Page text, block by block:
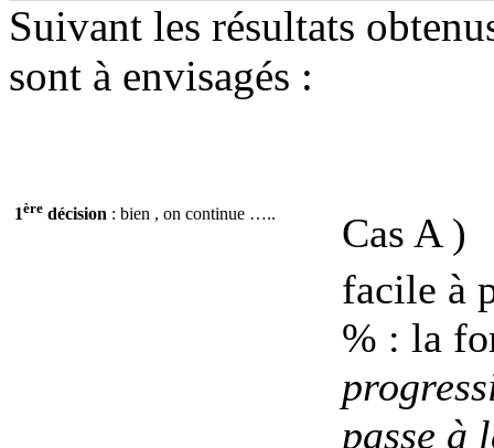
Suivant les résultats
sont à envisagés :
1èredécision : bien , on continue …..
Cas A )
facile à
% : la
passe à